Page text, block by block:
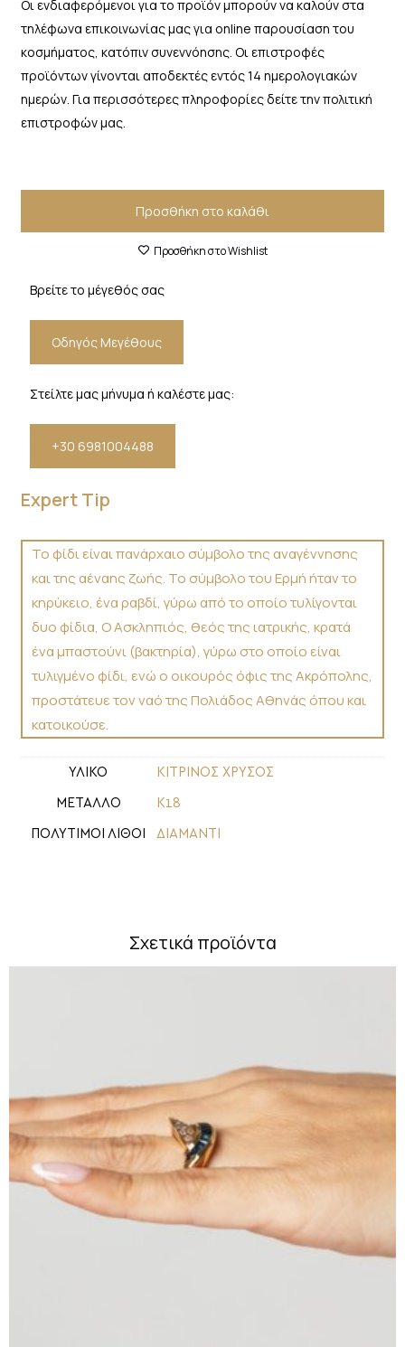
Οι ενδιαφερόμενοι για το προϊόν μπορούν να καλούν στα
τηλέφωνα επικοινωνίας μας για online παρουσίαση του
κοσμήματος, κατόπιν συνεννόησης. Οι επιστροφές
προϊόντων γίνονται αποδεκτές εντός 14 ημερολογιακών
ημερών. Για περισσότερες πληροφορίες δείτε την πολιτική
επιστροφών μας.
Προσθήκη στο καλάθι
Προσθήκη στο Wishlist
Βρείτε το μέγεθός σας
Οδηγός Μεγέθους
Στείλτε μας μήνυμα ή καλέστε μας:
+30 6981004488
Expert Tip
Το φίδι είναι πανάρχαιο σύμβολο της αναγέννησης
και της αέναης ζωής. Το σύμβολο του Ερμή ήταν το
κηρύκειο, ένα ραβδί, γύρω από το οποίο τυλίγονται
δυο φίδια, Ο Ασκληπιός, θεός της ιατρικής, κρατά
ένα μπαστούνι (βακτηρία), γύρω στο οποίο είναι
τυλιγμένο φίδι, ενώ ο οικουρός όφις της Ακρόπολης,
προστάτευε τον ναό της Πολιάδος Αθηνάς όπου και
κατοικούσε.
ΥΛΙΚΟ ΚΙΤΡΙΝΟΣ ΧΡΥΣΟΣ
ΜΕΤΑΛΛΟ Κ18
ΠΟΛΥΤΙΜΟΙ ΛΙΘΟΙ ΔΙΑΜΑΝΤΙ
Σχετικά προϊόντα